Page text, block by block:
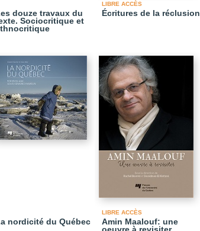
douze travaux du
Sociocritique et
LIBRE ACCÈS
Écritures de la réclusion
nordicité du Québec
LIBRE ACCÈS
Amin Maalouf: une